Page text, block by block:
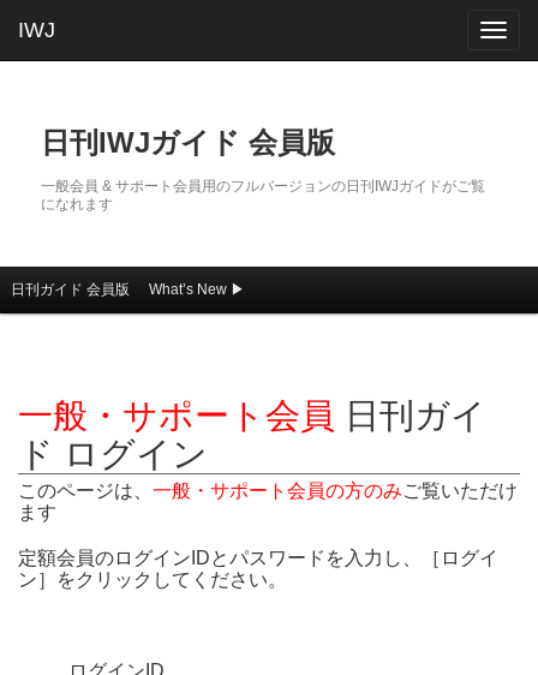
IWJ
日刊IWJガイド 会員版
一般会員 & サポート会員用のフルバージョンの日刊IWJガイドがご覧
になれます
メインメニュー
メインコンテンツへ移動
サブコンテンツへ移動
日刊ガイド 会員版 What’s New ▶
一般・サポート会員 日刊ガイ
ド ログイン
このページは、 一般・サポート会員の方のみご覧いただけ
ます
定額会員のログインIDとパスワードを入力し、［ログイ
ン］をクリックしてください。
ログインID